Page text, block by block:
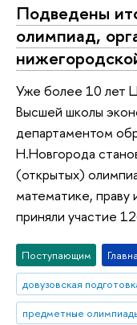
Подведены
олимпиад,
Уже более 10 лет
Высшей школы
департаментом
Н.Новгорода
(открытых)
математике, праву
приняли участие
Поступающим
довузовская
предметные